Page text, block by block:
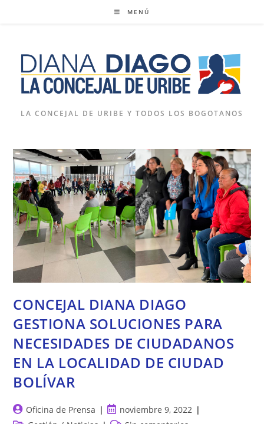
MENÚ
LA CONCEJAL DE URIBE Y TODOS LOS BOGOTANOS
CONCEJAL DIANA DIAGO
GESTIONA SOLUCIONES PARA
NECESIDADES DE CIUDADANOS
EN LA LOCALIDAD DE CIUDAD
BOLÍVAR
Autor
de
Oficina de Prensa
Publicación
de
noviembre 9, 2022